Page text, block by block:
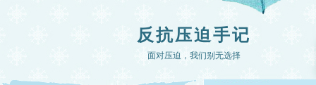
反抗压迫手记
面对压迫，我们别无选择